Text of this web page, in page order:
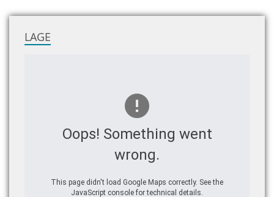
LAGE
Oops! Something went
wrong.
This page didn't load Google Maps correctly. See the
JavaScript console for technical details.